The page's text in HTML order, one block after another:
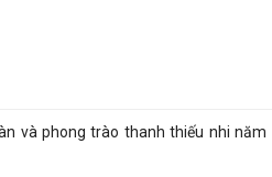
và phong trào thanh thiếu nhi năm